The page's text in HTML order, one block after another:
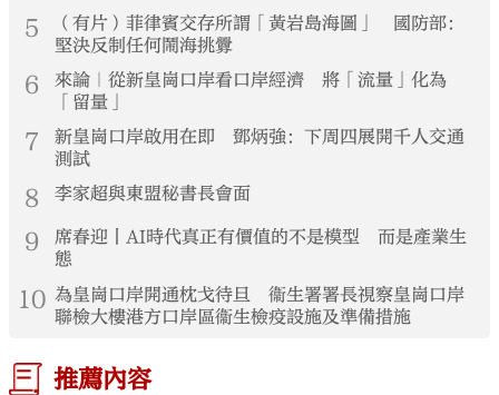
5
（有片）菲律賓交存所謂「黃岩島海圖」 國防部：
堅決反制任何鬧海挑釁
6
來論｜從新皇崗口岸看口岸經濟 將「流量」化為
「留量」
7
新皇崗口岸啟用在即 鄧炳強：下周四展開千人交通
測試
8 李家超與東盟秘書長會面
9
席春迎丨AI時代真正有價值的不是模型 而是產業生
態
10 為皇崗口岸開通枕戈待旦 衞生署署長視察皇崗口岸
聯檢大樓港方口岸區衞生檢疫設施及準備措施
推薦內容